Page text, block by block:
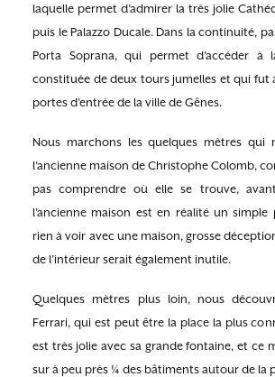
laquelle permet d’admirer la très jolie
puis le Palazzo Ducale. Dans la continuité,
Porta Soprana, qui permet d’accéder à
constituée de deux tours jumelles et qui fut
portes d’entrée de la ville de Gênes.
Nous marchons les quelques mètres qui
l’ancienne maison de Christophe Colomb,
pas comprendre où elle se trouve,
l’ancienne maison est en réalité un
rien à voir avec une maison, grosse
de l’intérieur serait également inutile.
Quelques mètres plus loin, nous
Ferrari, qui est peut être la place la plus
est très jolie avec sa grande fontaine, et ce
sur à peu près ¼ des bâtiments autour de la